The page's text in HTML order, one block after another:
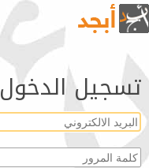
تسجيل الدخول